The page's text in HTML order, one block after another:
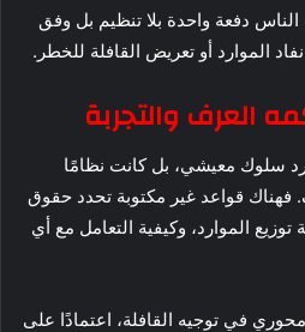
دفعة واحدة بلا تنظيم بل وفق
الموارد أو تعريض القافلة للخطر.
العرف والتجربة
سلوك معيشي، بل كانت نظامًا
فهناك قواعد غير مكتوبة تحدد حقوق
الموارد، وكيفية التعامل مع أي
في توجيه القافلة، اعتمادًا على